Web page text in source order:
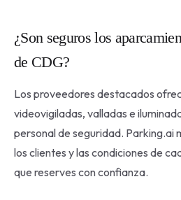
¿Son seguros los
de CDG?
Los proveedores destacados
videovigiladas, valladas e
personal de seguridad. Parking.ai
los clientes y las condiciones de
que reserves con confianza.